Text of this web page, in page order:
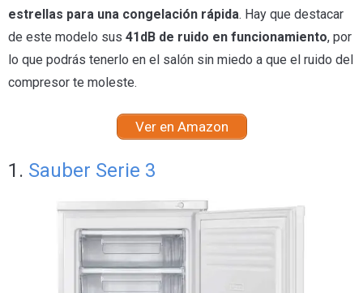
estrellas para una congelación rápida. Hay que destacar
de este modelo sus 41dB de ruido en funcionamiento, por
lo que podrás tenerlo en el salón sin miedo a que el ruido del
compresor te moleste.
Ver en Amazon
1. Sauber Serie 3